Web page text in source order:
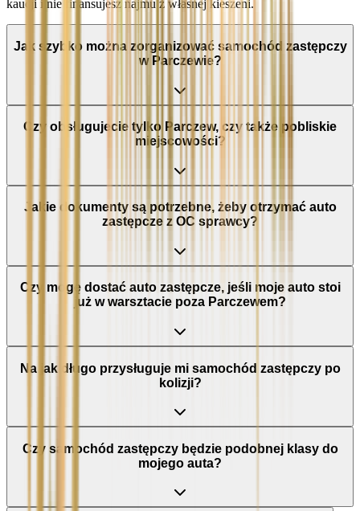
kaucji i nie finansujesz najmu z własnej kieszeni.
Jak szybko można zorganizować samochód zastępczy
w Parczewie?
Czy obsługujecie tylko Parczew, czy także pobliskie
miejscowości?
Jakie dokumenty są potrzebne, żeby otrzymać auto
zastępcze z OC sprawcy?
Czy mogę dostać auto zastępcze, jeśli moje auto stoi
już w warsztacie poza Parczewem?
Na jak długo przysługuje mi samochód zastępczy po
kolizji?
Czy samochód zastępczy będzie podobnej klasy do
mojego auta?